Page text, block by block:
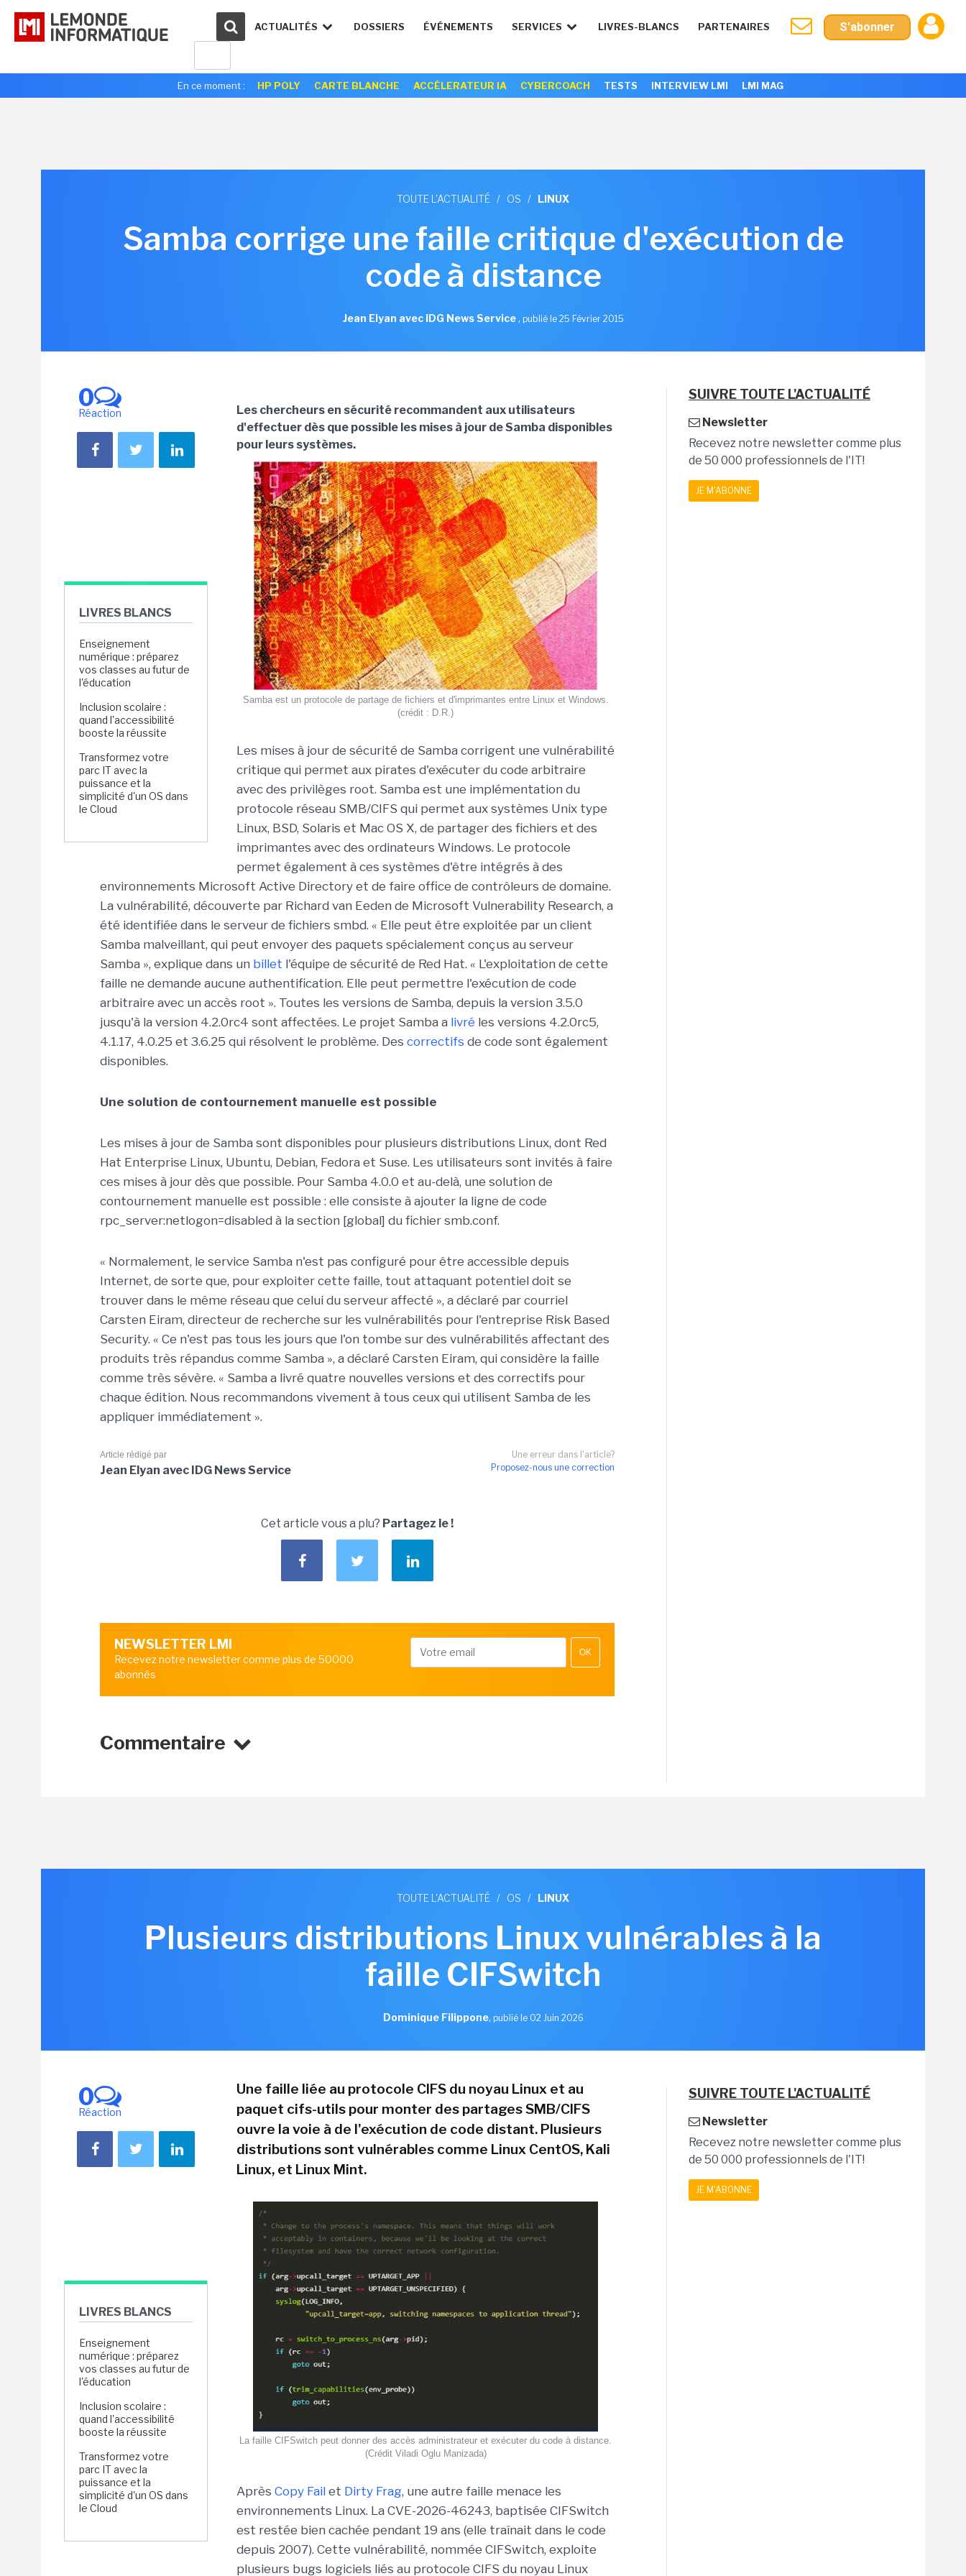
ACTUALITÉS DOSSIERS ÉVÉNEMENTS SERVICES LIVRES-BLANCS PARTENAIRES S'abonner
En ce moment : HP POLY CARTE BLANCHE ACCÉLERATEUR IA CYBERCOACH TESTS INTERVIEW LMI LMI MAG
TOUTE L'ACTUALITÉ / OS / LINUX
Samba corrige une faille critique d'exécution de
code à distance
Jean Elyan avec IDG News Service, publié le 25 Février 2015
0
Réaction
LIVRES BLANCS
Enseignement
numérique : préparez
vos classes au futur de
l'éducation
Inclusion scolaire :
quand l'accessibilité
booste la réussite
Transformez votre
parc IT avec la
puissance et la
simplicité d'un OS dans
le Cloud
Les chercheurs en sécurité recommandent aux utilisateurs
d'effectuer dès que possible les mises à jour de Samba disponibles
pour leurs systèmes.
Samba est un protocole de partage de fichiers et d'imprimantes entre Linux et Windows.
(crédit : D.R.)
Les mises à jour de sécurité de Samba corrigent une vulnérabilité
critique qui permet aux pirates d'exécuter du code arbitraire
avec des privilèges root. Samba est une implémentation du
protocole réseau SMB/CIFS qui permet aux systèmes Unix type
Linux, BSD, Solaris et Mac OS X, de partager des fichiers et des
imprimantes avec des ordinateurs Windows. Le protocole
permet également à ces systèmes d'être intégrés à des
environnements Microsoft Active Directory et de faire office de contrôleurs de domaine.
La vulnérabilité, découverte par Richard van Eeden de Microsoft Vulnerability Research, a
été identifiée dans le serveur de fichiers smbd. « Elle peut être exploitée par un client
Samba malveillant, qui peut envoyer des paquets spécialement conçus au serveur
Samba », explique dans un billet l'équipe de sécurité de Red Hat. « L'exploitation de cette
faille ne demande aucune authentification. Elle peut permettre l'exécution de code
arbitraire avec un accès root ». Toutes les versions de Samba, depuis la version 3.5.0
jusqu'à la version 4.2.0rc4 sont affectées. Le projet Samba a livré les versions 4.2.0rc5,
4.1.17, 4.0.25 et 3.6.25 qui résolvent le problème. Des correctifs de code sont également
disponibles.
Une solution de contournement manuelle est possible
Les mises à jour de Samba sont disponibles pour plusieurs distributions Linux, dont Red
Hat Enterprise Linux, Ubuntu, Debian, Fedora et Suse. Les utilisateurs sont invités à faire
ces mises à jour dès que possible. Pour Samba 4.0.0 et au-delà, une solution de
contournement manuelle est possible : elle consiste à ajouter la ligne de code
rpc_server:netlogon=disabled à la section [global] du fichier smb.conf.
« Normalement, le service Samba n'est pas configuré pour être accessible depuis
Internet, de sorte que, pour exploiter cette faille, tout attaquant potentiel doit se
trouver dans le même réseau que celui du serveur affecté », a déclaré par courriel
Carsten Eiram, directeur de recherche sur les vulnérabilités pour l'entreprise Risk Based
Security. « Ce n'est pas tous les jours que l'on tombe sur des vulnérabilités affectant des
produits très répandus comme Samba », a déclaré Carsten Eiram, qui considère la faille
comme très sévère. « Samba a livré quatre nouvelles versions et des correctifs pour
chaque édition. Nous recommandons vivement à tous ceux qui utilisent Samba de les
appliquer immédiatement ».
Une erreur dans l'article?
Proposez-nous une correction
Article rédigé par
Jean Elyan avec IDG News Service
Cet article vous a plu? Partagez le !
NEWSLETTER LMI
Recevez notre newsletter comme plus de 50000
abonnés
OK
Commentaire
SUIVRE TOUTE L'ACTUALITÉ
Newsletter
Recevez notre newsletter comme plus
de 50 000 professionnels de l'IT!
JE M'ABONNE
TOUTE L'ACTUALITÉ / OS / LINUX
Plusieurs distributions Linux vulnérables à la
faille CIFSwitch
Dominique Filippone, publié le 02 Juin 2026
0
Réaction
LIVRES BLANCS
Enseignement
numérique : préparez
vos classes au futur de
l'éducation
Inclusion scolaire :
quand l'accessibilité
booste la réussite
Transformez votre
parc IT avec la
puissance et la
simplicité d'un OS dans
le Cloud
Une faille liée au protocole CIFS du noyau Linux et au
paquet cifs-utils pour monter des partages SMB/CIFS
ouvre la voie à de l'exécution de code distant. Plusieurs
distributions sont vulnérables comme Linux CentOS, Kali
Linux, et Linux Mint.
La faille CIFSwitch peut donner des accès administrateur et exécuter du code à distance.
(Crédit Viladi Oglu Manizada)
Après Copy Fail et Dirty Frag, une autre faille menace les
environnements Linux. La CVE-2026-46243, baptisée CIFSwitch
est restée bien cachée pendant 19 ans (elle traînait dans le code
depuis 2007). Cette vulnérabilité, nommée CIFSwitch, exploite
plusieurs bugs logiciels liés au protocole CIFS du noyau Linux
SUIVRE TOUTE L'ACTUALITÉ
Newsletter
Recevez notre newsletter comme plus
de 50 000 professionnels de l'IT!
JE M'ABONNE